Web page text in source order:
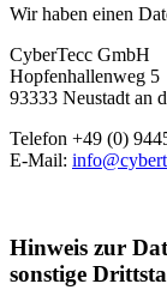
Wir haben einen
CyberTecc GmbH
Hopfenhallenweg 5
93333 Neustadt an
Telefon +49 (0)
E-Mail:
Hinweis zur
sonstige